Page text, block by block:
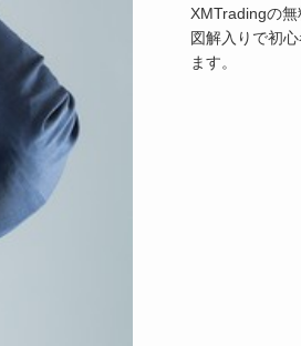
XMTradingの
図解入りで初
ます。